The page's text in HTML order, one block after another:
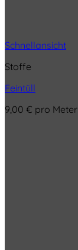
Schnellansicht
Stoffe
Feintüll
9,00 € pro Meter